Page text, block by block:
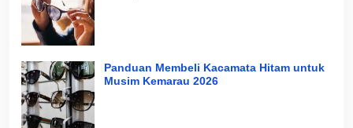
Panduan Membeli Kacamata Hitam untuk
Musim Kemarau 2026